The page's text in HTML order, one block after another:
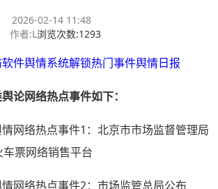
2026-02-14 11:48
作者:L浏览次数:1293
件舆情系统解锁热门事件舆情日报
论网络热点事件如下：
网络热点事件1：北京市市场监督管理局
票网络销售平台
网络热点事件2：市场监管总局公布